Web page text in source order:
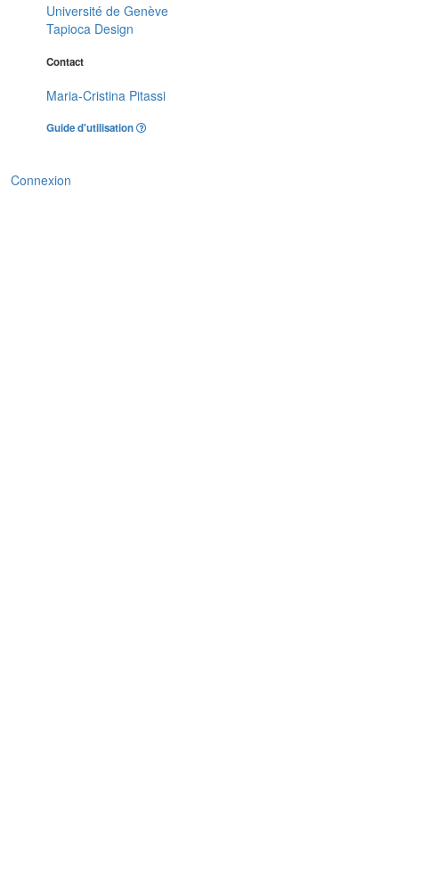
Université de Genève
Tapioca Design
Contact
Maria-Cristina Pitassi
Guide d'utilisation
Connexion